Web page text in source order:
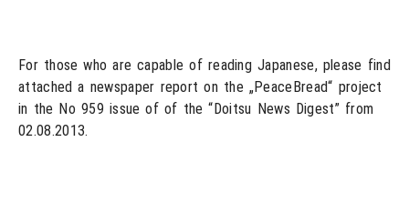
For those who are capable of reading Japanese, please find
attached a newspaper report on the „PeaceBread“ project
in the No 959 issue of of the “Doitsu News Digest” from
02.08.2013.